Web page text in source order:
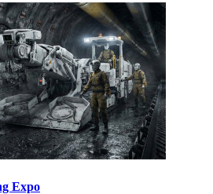
Expo